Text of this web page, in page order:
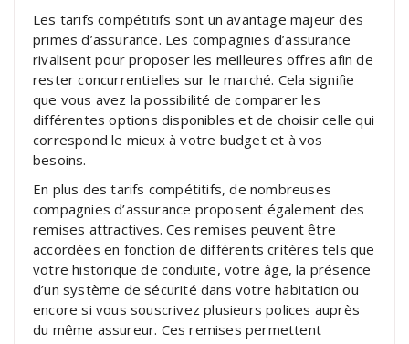
Les tarifs compétitifs sont un avantage majeur des
primes d’assurance. Les compagnies d’assurance
rivalisent pour proposer les meilleures offres afin de
rester concurrentielles sur le marché. Cela signifie
que vous avez la possibilité de comparer les
différentes options disponibles et de choisir celle qui
correspond le mieux à votre budget et à vos
besoins.
En plus des tarifs compétitifs, de nombreuses
compagnies d’assurance proposent également des
remises attractives. Ces remises peuvent être
accordées en fonction de différents critères tels que
votre historique de conduite, votre âge, la présence
d’un système de sécurité dans votre habitation ou
encore si vous souscrivez plusieurs polices auprès
du même assureur. Ces remises permettent